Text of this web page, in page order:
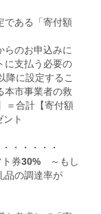
である「寄付額
らのお申込みに
に支払う必要の
降に設定するこ
本市事業者の救
＝合計【寄付額
ト
・・・・・・
券30%
～もし
品の調達率が